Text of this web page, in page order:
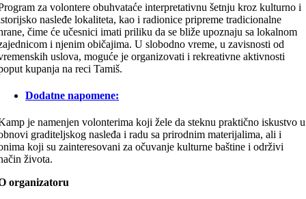
za volontere obuhvataće interpretativnu šetnju kroz kulturno i
nasleđe lokaliteta, kao i radionice pripreme tradicionalne
čime će učesnici imati priliku da se bliže upoznaju sa lokalnom
i njenim običajima. U slobodno vreme, u zavisnosti od
uslova, moguće je organizovati i rekreativne aktivnosti
kupanja na reciTamiš.
Dodatne napomene:
je namenjen volonterima koji žele da steknu praktično iskustvo u
graditeljskog nasleđa i radu sa prirodnim materijalima, ali i
koji su zainteresovani za očuvanje kulturne baštine i održivi
života.
organizatoru